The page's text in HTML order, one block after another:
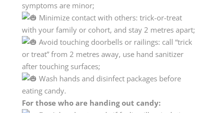
symptoms are minor;
Minimize contact with others: trick-or-treat
with your family or cohort, and stay 2 metres apart;
Avoid touching doorbells or railings: call “trick
or treat” from 2 metres away, use hand sanitizer
after touching surfaces;
Wash hands and disinfect packages before
eating candy.
For those who are handing out candy: